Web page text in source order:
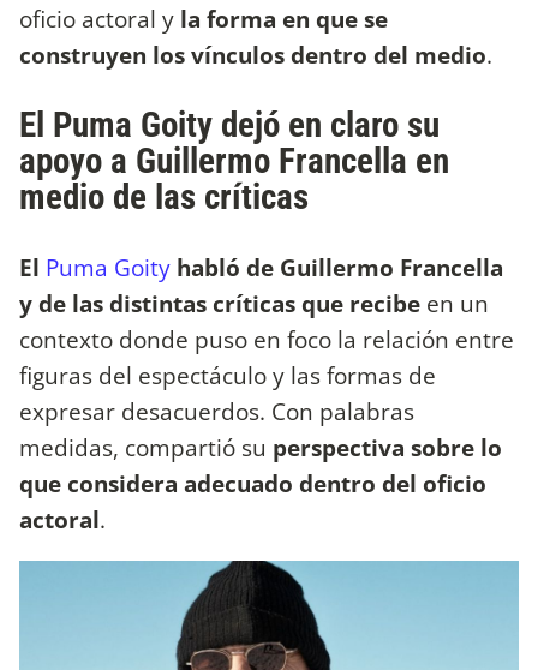
oficio actoral y la forma en que se
construyen los vínculos dentro del medio.
El Puma Goity dejó en claro su
apoyo a Guillermo Francella en
medio de las críticas
El Puma Goity habló de Guillermo Francella
y de las distintas críticas que recibe en un
contexto donde puso en foco la relación entre
figuras del espectáculo y las formas de
expresar desacuerdos. Con palabras
medidas, compartió su perspectiva sobre lo
que considera adecuado dentro del oficio
actoral.